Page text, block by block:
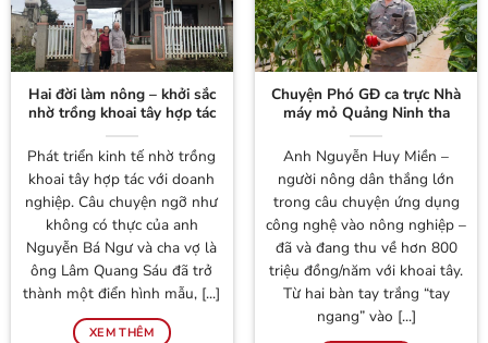
Hai đời làm nông – khởi sắc
nhờ trồng khoai tây hợp tác
với doanh nghiệp
Phát triển kinh tế nhờ trồng
khoai tây hợp tác với doanh
nghiệp. Câu chuyện ngỡ như
không có thực của anh
Nguyễn Bá Ngư và cha vợ là
ông Lâm Quang Sáu đã trở
thành một điển hình mẫu, [...]
XEM THÊM
Chuyện Phó GĐ ca trực Nhà
máy mỏ Quảng Ninh tha
hương cầu thực, làm nên “cơ
ngơi” khoai tây, chuối, cà
chua… kiếm tiền tỷ
Anh Nguyễn Huy Miền –
người nông dân thắng lớn
trong câu chuyện ứng dụng
công nghệ vào nông nghiệp –
đã và đang thu về hơn 800
triệu đồng/năm với khoai tây.
Từ hai bàn tay trắng “tay
ngang” vào [...]